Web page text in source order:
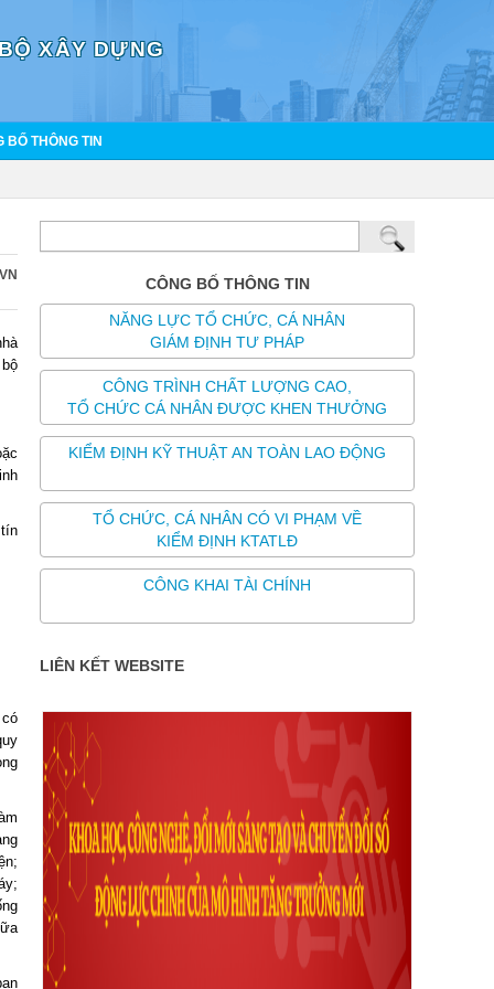
XÂY DỰNG
BỐ THÔNG TIN
CÔNG BỐ THÔNG TIN
NĂNG LỰC TỔ CHỨC, CÁ NHÂN
GIÁM ĐỊNH TƯ PHÁP
CÔNG TRÌNH CHẤT LƯỢNG CAO,
TỔ CHỨC CÁ NHÂN ĐƯỢC KHEN THƯỞNG
KIỂM ĐỊNH KỸ THUẬT AN TOÀN LAO ĐỘNG
TỔ CHỨC, CÁ NHÂN CÓ VI PHẠM VỀ
KIỂM ĐỊNH KTATLĐ
CÔNG KHAI TÀI CHÍNH
LIÊN KẾT WEBSITE